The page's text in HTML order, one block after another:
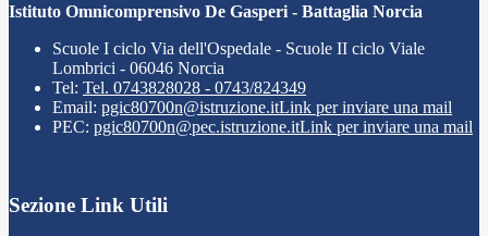
Istituto Omnicomprensivo De Gasperi - Battaglia Norcia
Scuole I ciclo Via dell'Ospedale - Scuole II ciclo Viale
Lombrici - 06046 Norcia
Tel: Tel. 0743828028 - 0743/824349
Email: pgic80700n@istruzione.itLink per inviare una mail
PEC: pgic80700n@pec.istruzione.itLink per inviare una mail
Sezione Link Utili